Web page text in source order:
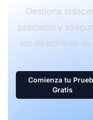
Gestiona
precisión y
las directrices
Comienza tu
Gratis